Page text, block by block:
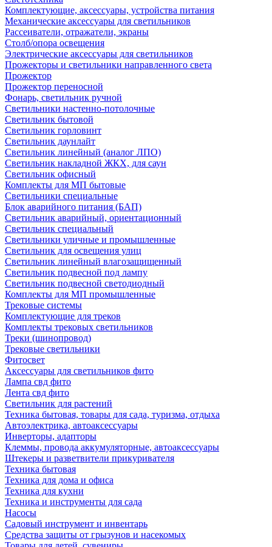
Комплектующие, аксессуары, устройства питания
Механические аксессуары для светильников
Рассеиватели, отражатели, экраны
Столб/опора освещения
Электрические аксессуары для светильников
Прожекторы и светильники направленного света
Прожектор
Прожектор переносной
Фонарь, светильник ручной
Светильники настенно-потолочные
Светильник бытовой
Светильник горловинт
Светильник даунлайт
Светильник линейный (аналог ЛПО)
Светильник накладной ЖКХ, для саун
Светильник офисный
Комплекты для МП бытовые
Светильники специальные
Блок аварийного питания (БАП)
Светильник аварийный, ориентационный
Светильник специальный
Светильники уличные и промышленные
Светильник для освещения улиц
Светильник линейный влагозащищенный
Светильник подвесной под лампу
Светильник подвесной светодиодный
Комплекты для МП промышленные
Трековые системы
Комплектующие для треков
Комплекты трековых светильников
Треки (шинопровод)
Трековые светильники
Фитосвет
Аксессуары для светильников фито
Лампа свд фито
Лента свд фито
Светильник для растений
Техника бытовая, товары для сада, туризма, отдыха
Автоэлектрика, автоаксессуары
Инверторы, адапторы
Клеммы, провода аккумуляторные, автоаксессуары
Штекеры и разветвители прикуривателя
Техника бытовая
Техника для дома и офиса
Техника для кухни
Техника и инструменты для сада
Насосы
Садовый инструмент и инвентарь
Средства защиты от грызунов и насекомых